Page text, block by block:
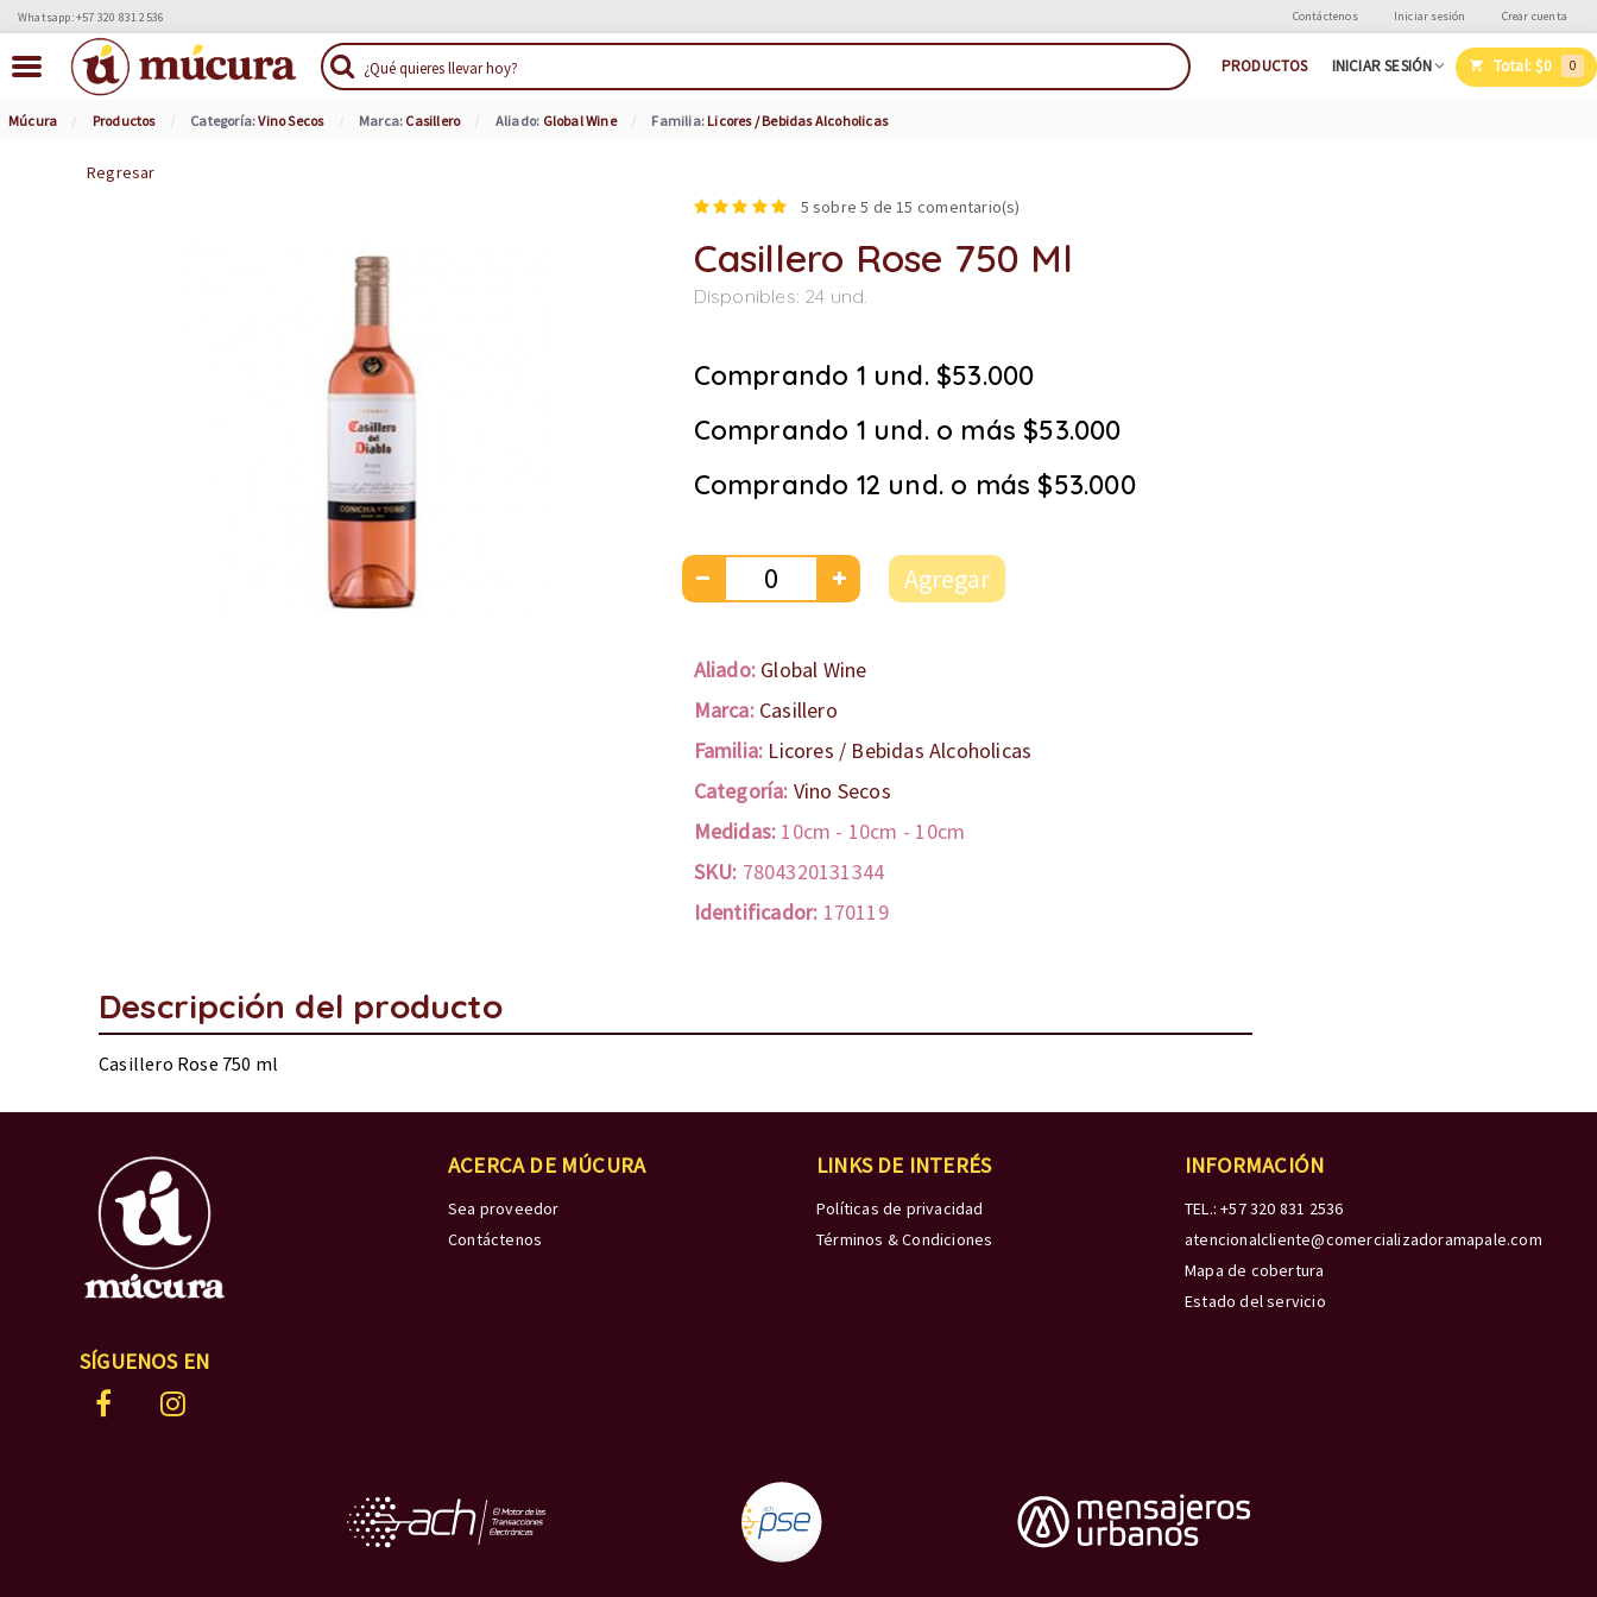
Whatsapp: +57 320 831 2536 Contáctenos Iniciar sesión Crear cuenta
PRODUCTOS INICIAR SESIÓN Total:$0 0
Múcura Productos Categoría:Vino Secos Marca: Casillero Aliado: Global Wine Familia: Licores / Bebidas Alcoholicas
Regresar
5 sobre 5 de15 comentario(s)
Casillero Rose 750 Ml
Disponibles: 24 und.
Comprando 1 und. $53.000
Comprando 1 und. o más $53.000
Comprando 12 und. o más $53.000
Agregar
Aliado: Global Wine
Marca: Casillero
Familia: Licores / Bebidas Alcoholicas
Categoría: Vino Secos
Medidas: 10cm - 10cm - 10cm
SKU: 7804320131344
Identificador: 170119
Descripción del producto
Casillero Rose 750 ml
SÍGUENOS EN
ACERCA DE MÚCURA
Sea proveedor
Contáctenos
LINKS DE INTERÉS
Políticas de privacidad
Términos & Condiciones
INFORMACIÓN
TEL.: +57 320 831 2536
atencionalcliente@comercializadoramapale.com
Mapa de cobertura
Estado del servicio